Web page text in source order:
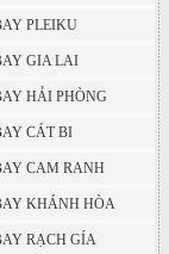
PLEIKU
GIA LAI
HẢI PHÒNG
CÁT BI
CAM RANH
KHÁNH HÒA
RẠCH GÍA